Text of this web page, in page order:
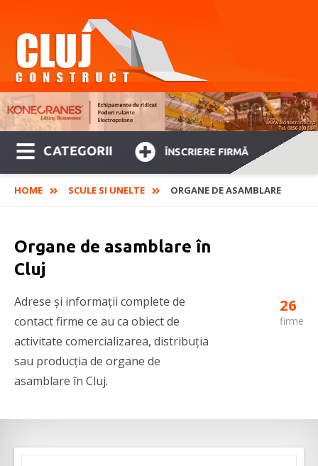
CATEGORII ÎNSCRIERE FIRMĂ
HOME SCULE SI UNELTE ORGANE DE ASAMBLARE
Organe de asamblare în
Cluj
Adrese și informații complete de
contact firme ce au ca obiect de
activitate comercializarea, distribuția
sau producția de organe de
asamblare în Cluj.
26
firme